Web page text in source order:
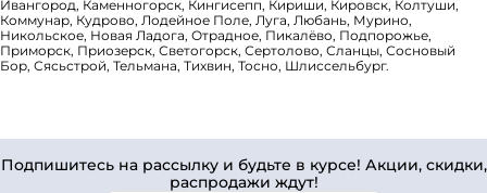
Ивангород, Каменногорск, Кингисепп, Кириши, Кировск, Колтуши,
Коммунар, Кудрово, Лодейное Поле, Луга, Любань, Мурино,
Никольское, Новая Ладога, Отрадное, Пикалёво, Подпорожье,
Приморск, Приозерск, Светогорск, Сертолово, Сланцы, Сосновый
Бор, Сясьстрой, Тельмана, Тихвин, Тосно, Шлиссельбург.
Подпишитесь на рассылку и будьте в курсе! Акции, скидки,
распродажи ждут!